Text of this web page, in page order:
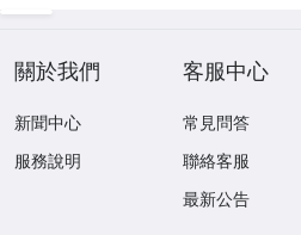
關於我們
新聞中心
服務說明
客服中心
常見問答
聯絡客服
最新公告